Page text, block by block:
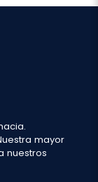
mayor
nuestros